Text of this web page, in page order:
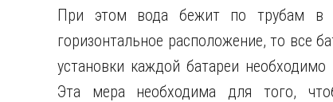
При этом вода бежит по трубам в
горизонтальное расположение, то все
установки каждой батареи
Эта мера необходима для того,